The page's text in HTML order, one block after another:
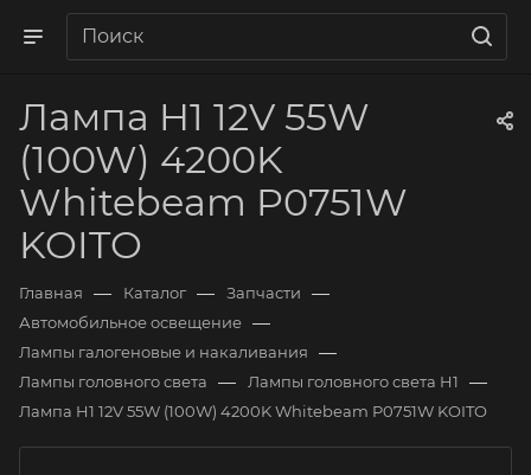
Лампа H1 12V 55W
(100W) 4200K
Whitebeam P0751W
KOITO
Главная — Каталог — Запчасти —
Автомобильное освещение —
Лампы галогеновые и накаливания —
Лампы головного света — Лампы головного света H1 —
Лампа H1 12V 55W (100W) 4200K Whitebeam P0751W KOITO